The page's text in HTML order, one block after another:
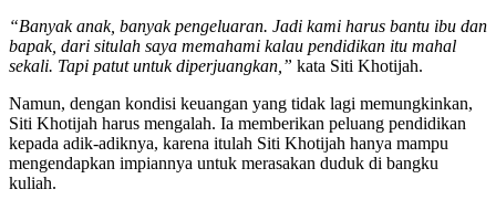
“Banyak anak, banyak pengeluaran. Jadi kami harus bantu ibu dan
bapak, dari situlah saya memahami kalau pendidikan itu mahal
sekali. Tapi patut untuk diperjuangkan,” kata Siti Khotijah.
Namun, dengan kondisi keuangan yang tidak lagi memungkinkan,
Siti Khotijah harus mengalah. Ia memberikan peluang pendidikan
kepada adik-adiknya, karena itulah Siti Khotijah hanya mampu
mengendapkan impiannya untuk merasakan duduk di bangku
kuliah.